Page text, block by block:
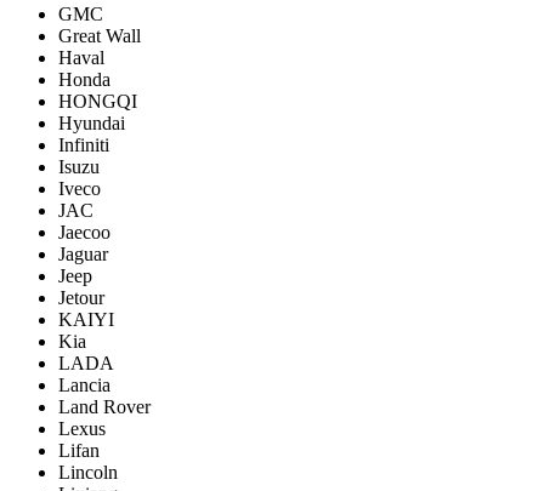
GMC
Great Wall
Haval
Honda
HONGQI
Hyundai
Infiniti
Isuzu
Iveco
JAC
Jaecoo
Jaguar
Jeep
Jetour
KAIYI
Kia
LADA
Lancia
Land Rover
Lexus
Lifan
Lincoln